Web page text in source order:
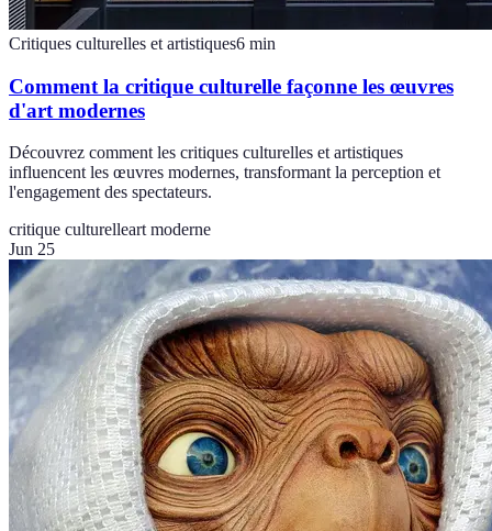
Critiques culturelles et artistiques6 min
Comment la critique culturelle façonne les œuvres
d'art modernes
Découvrez comment les critiques culturelles et artistiques
influencent les œuvres modernes, transformant la perception et
l'engagement des spectateurs.
critique culturelleart moderne
Jun 25